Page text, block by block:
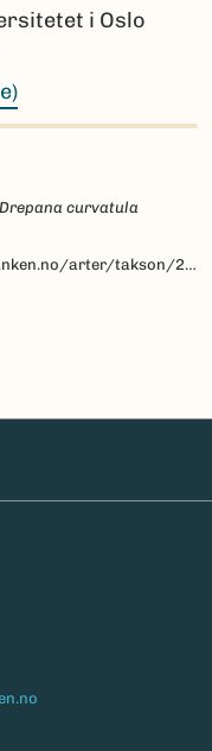
i Oslo
Drepana curvatula
takson/29921/beskrivelse